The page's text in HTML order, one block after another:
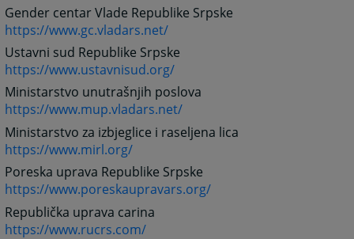
Gender centar Vlade Republike Srpske
https://www.gc.vladars.net/
Ustavni sud Republike Srpske
https://www.ustavnisud.org/
Ministarstvo unutrašnjih poslova
https://www.mup.vladars.net/
Ministarstvo za izbjeglice i raseljena lica
https://www.mirl.org/
Poreska uprava Republike Srpske
https://www.poreskaupravars.org/
Republička uprava carina
https://www.rucrs.com/